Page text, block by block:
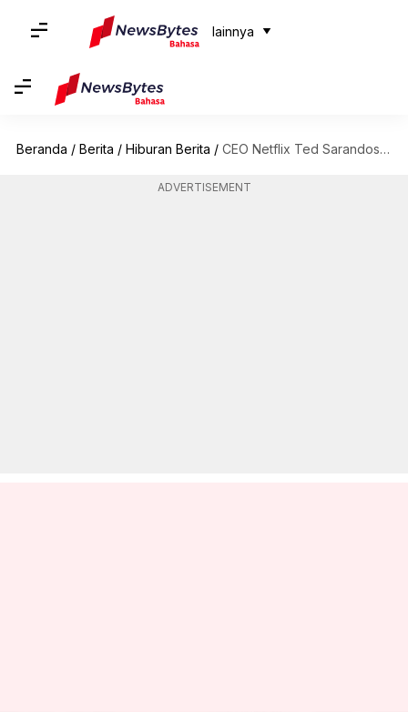
lainnya
Beranda / Berita / Hiburan Berita / CEO Netflix Ted Sarandos ingin para karyawannya menonton 'The Romantics'
ADVERTISEMENT